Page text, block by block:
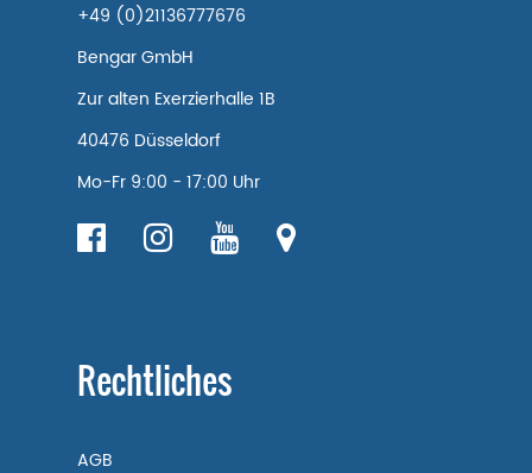
+49 (0)21136777676
Bengar GmbH
Zur alten Exerzierhalle 1B
40476 Düsseldorf
Mo-Fr 9:00 - 17:00 Uhr
Rechtliches
AGB